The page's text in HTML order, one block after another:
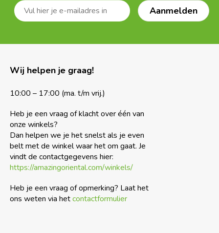
Wij helpen je graag!
10:00 – 17:00 (ma. t/m vrij.)
Heb je een vraag of klacht over één van
onze winkels?
Dan helpen we je het snelst als je even
belt met de winkel waar het om gaat. Je
vindt de contactgegevens hier:
https://amazingoriental.com/winkels/
Heb je een vraag of opmerking? Laat het
ons weten via hetcontactformulier